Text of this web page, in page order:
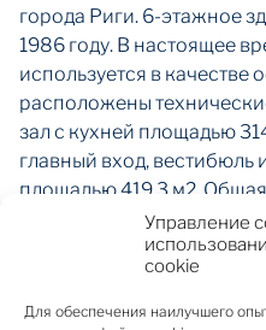
Управление
cookie
Для обеспечения наилучшего
города Риги. 6-этажное
1986 году. В настоящее
используется в
расположены
зал с кухней площадью
главный вход,
площадью 419,3 м2.
составляет 2681,9 м2. Во
место для 3 автомобилей.
Будущее предполагаемое